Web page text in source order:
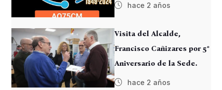
hace 2 años
Visita del Alcalde,
Francisco Cañizares por 5º
Aniversario de la Sede.
hace 2 años